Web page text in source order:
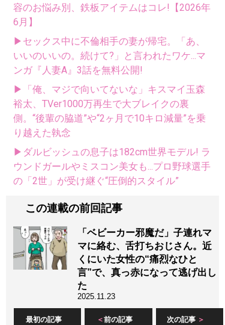
容のお悩み別、鉄板アイテムはコレ!【2026年
6月】
▶セックス中に不倫相手の妻が帰宅。「あ、
いいのいいの。続けて?」と言われたワケ...マ
ンガ『人妻A』3話を無料公開!
▶「俺、マジで向いてないな」キスマイ玉森
裕太、TVer1000万再生で大ブレイクの裏
側。“後輩の脇道”や“2ヶ月で10キロ減量”を乗
り越えた執念
▶ダルビッシュの息子は182cm世界モデル! ラ
ウンドガールやミスコン美女も...プロ野球選手
の「2世」が受け継ぐ“圧倒的スタイル”
この連載の前回記事
「ベビーカー邪魔だ」子連れマ
マに絡む、舌打ちおじさん。近
くにいた女性の“痛烈なひと
言”で、真っ赤になって逃げ出し
た
2025.11.23
最初の記事 前の記事 次の記事